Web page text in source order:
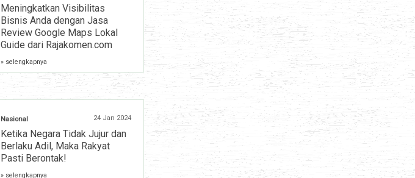
Meningkatkan Visibilitas
Bisnis Anda dengan Jasa
Review Google Maps Lokal
Guide dari Rajakomen.com
» selengkapnya
Nasional 24 Jan 2024
Ketika Negara Tidak Jujur dan
Berlaku Adil, Maka Rakyat
Pasti Berontak!
» selengkapnya